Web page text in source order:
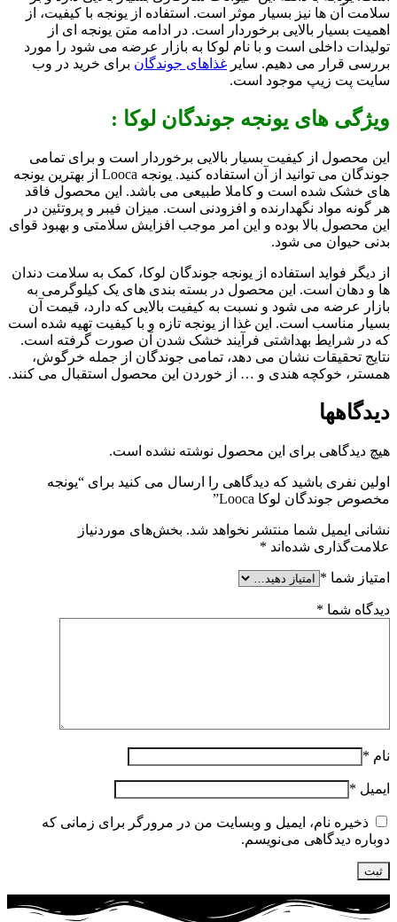
سلامت آن ها نیز بسیار موثر است. استفاده از یونجه با کیفیت، از
اهمیت بسیار بالایی برخوردار است. در ادامه متن یونجه ای از
تولیدات داخلی است و با نام لوکا به بازار عرضه می شود را مورد
بررسی قرار می دهیم. سایر غذاهای جوندگان برای خرید در وب
سایت پت زیپ موجود است.
ویژگی های یونجه جوندگان لوکا :
این محصول از کیفیت بسیار بالایی برخوردار است و برای تمامی
جوندگان می توانید از آن استفاده کنید. یونجه Looca از بهترین یونجه
های خشک شده است و کاملا طبیعی می باشد. این محصول فاقد
هر گونه مواد نگهدارنده و افزودنی است. میزان فیبر و پروتئین در
این محصول بالا بوده و این امر موجب افزایش سلامتی و بهبود قوای
بدنی حیوان می شود.
از دیگر فواید استفاده از یونجه جوندگان لوکا، کمک به سلامت دندان
ها و دهان است. این محصول در بسته بندی های یک کیلوگرمی به
بازار عرضه می شود و نسبت به کیفیت بالایی که دارد، قیمت آن
بسیار مناسب است. این غذا از یونجه تازه و با کیفیت تهیه شده است
که در شرایط بهداشتی فرآیند خشک شدن آن صورت گرفته است.
نتایج تحقیقات نشان می دهد، تمامی جوندگان از جمله خرگوش،
همستر، خوکچه هندی و … از خوردن این محصول استقبال می کنند.
دیدگاهها
هیچ دیدگاهی برای این محصول نوشته نشده است.
اولین نفری باشید که دیدگاهی را ارسال می کنید برای “یونجه
مخصوص جوندگان لوکا Looca”
نشانی ایمیل شما منتشر نخواهد شد. بخش‌های موردنیاز
علامت‌گذاری شده‌اند *
امتیاز شما *
دیدگاه شما *
نام *
ایمیل *
ذخیره نام، ایمیل و وبسایت من در مرورگر برای زمانی که
دوباره دیدگاهی می‌نویسم.